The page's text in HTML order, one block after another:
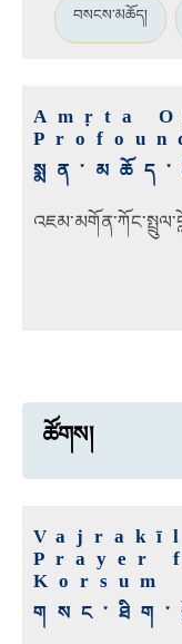
བསངས་མཆོད།
Amṛta
ཚོགས།
Prayer
Korsum